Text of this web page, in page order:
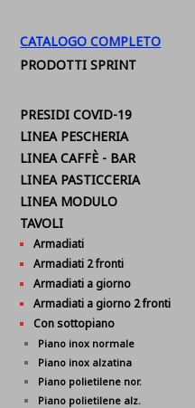
CATALOGO COMPLETO
PRODOTTI SPRINT
PRESIDI COVID-19
LINEA PESCHERIA
LINEA CAFFÈ - BAR
LINEA PASTICCERIA
LINEA MODULO
TAVOLI
Armadiati
Armadiati 2 fronti
Armadiati a giorno
Armadiati a giorno 2 fronti
Con sottopiano
Piano inox normale
Piano inox alzatina
Piano polietilene nor.
Piano polietilene alz.